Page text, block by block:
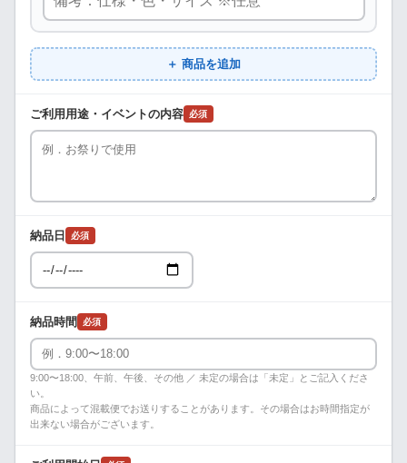
＋ 商品を追加
ご利用用途・イベントの内容 必須
納品日 必須
納品時間 必須
9:00〜18:00、午前、午後、その他 ／ 未定の場合は「未定」とご記入くださ
い。
商品によって混載便でお送りすることがあります。その場合はお時間指定が
出来ない場合がございます。